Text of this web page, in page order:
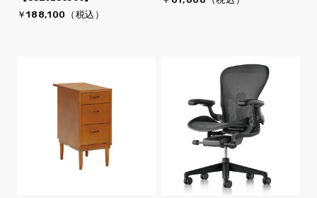
￥188,100（税込）